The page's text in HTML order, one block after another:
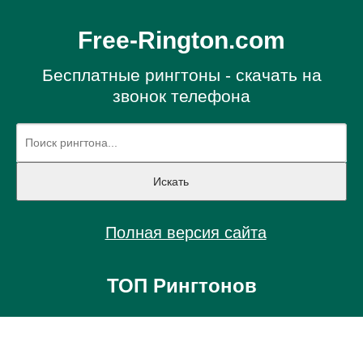
Free-Rington.com
Бесплатные рингтоны - скачать на
звонок телефона
Полная версия сайта
ТОП Рингтонов